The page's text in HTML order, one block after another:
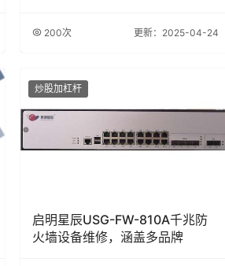
200次 更新：2025-04-24
炒股加杠杆
启明星辰USG-FW-810A千兆防
火墙设备维修，涵盖多品牌